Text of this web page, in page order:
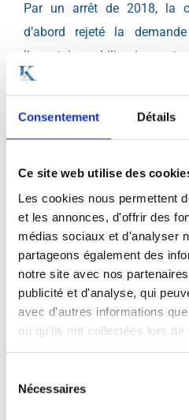
Consentement Détails
Ce site web utilise des
Les cookies nous permettent
et les annonces, d'offrir des
médias sociaux et d'analyser
partageons également des
notre site avec nos
publicité et d'analyse, qui
avec d'autres informations
ou qu'ils ont collectées lors
Nécessaires
Par un arrêt de 2018, la
d’abord rejeté la
l’agent immobilier, jugeant
pouvant être engagée.
simple particulier pour
mentionnée dans la
propriétaires savaient donc
quelles conditions, et
accepter la vente, s’ils
n’étaient pas suffisantes.
an plus tard,la Cour de
même lecture. Selon elle,
seulement tenu d’un devoir
conseillé aux vendeurs de